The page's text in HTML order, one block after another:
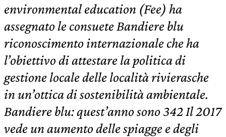
environmental education (Fee) ha
assegnato le consuete Bandiere blu
riconoscimento internazionale che ha
l’obiettivo di attestare la politica di
gestione locale delle località rivierasche
in un’ottica di sostenibilità ambientale.
Bandiere blu: quest’anno sono 342 Il 2017
vede un aumento delle spiagge e degli